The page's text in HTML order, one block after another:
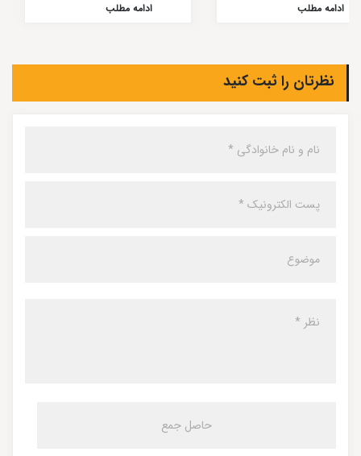
ادامه مطلب ادامه مطلب
نظرتان را ثبت کنید